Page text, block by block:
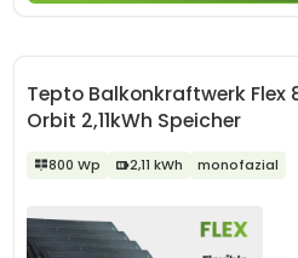
Tepto Balkonkraftwerk Flex
Orbit 2,11kWh Speicher
800 Wp 2,11 kWh monofazial